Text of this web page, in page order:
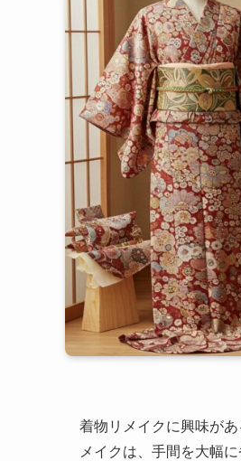
着物リメイクに興味が
メイクは、手間を大幅